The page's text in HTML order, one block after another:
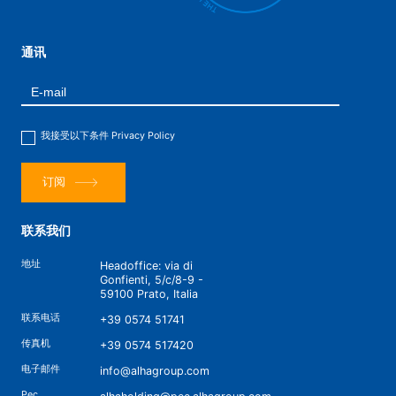
通讯
我接受以下条件 Privacy Policy
订阅
联系我们
地址
Headoffice: via di
Gonfienti, 5/c/8-9 -
59100 Prato, Italia
联系电话 +39 0574 51741
传真机 +39 0574 517420
电子邮件 info@alhagroup.com